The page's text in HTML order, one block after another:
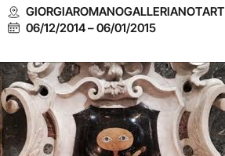
GIORGIAROMANOGALLERIANOTART
06/12/2014–06/01/2015